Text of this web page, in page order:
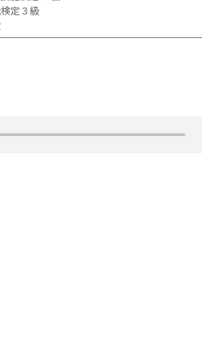
定３級